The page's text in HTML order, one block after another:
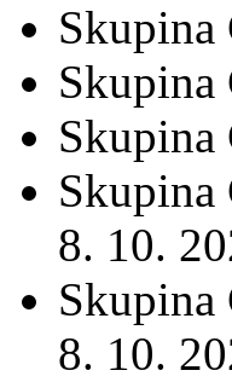
Skupina
Skupina
Skupina
Skupina
8. 10.
Skupina
8. 10.